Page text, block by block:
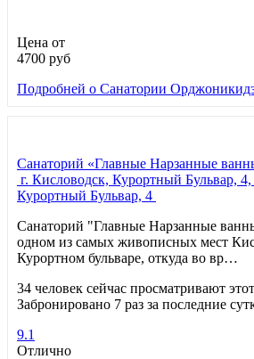
Цена от
4700 руб
Подробней о Санатории
Санаторий «Главные Нарзанные
г. Кисловодск, Курортный Бульвар, 4,
Курортный Бульвар, 4
Санаторий "Главные Нарзанные
одном из самых живописных мест
Курортном бульваре, откуда во вр…
34 человек сейчас просматривают
Забронировано 7 раз за последние
9.1
Отлично